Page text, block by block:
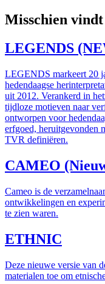
Misschien
LEGENDS
LEGENDS markeert 20
hedendaagse
uit 2012. Verankerd in
tijdloze motieven naar
ontworpen voor
erfgoed, heruitgevonden
TVR definiëren.
CAMEO
Cameo is de
ontwikkelingen en
te zien waren.
ETHNIC
Deze nieuwe versie van
materialen toe om